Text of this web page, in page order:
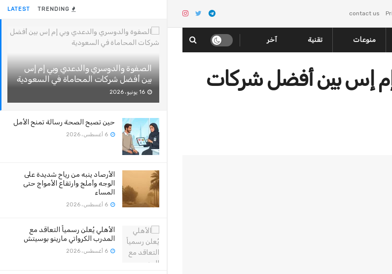
LATEST
الصفوة والدوسري والدعدي وبي إم إس
بين أفضل شركات المحاماة في السعودية
حين تصبح الصحة رسالة تمنح الأمل
الأرصاد ينبه من رياح شديدة على
الوجه وأملج وارتفاع الأمواج حتى
المساء
الأهلي يُعلن رسمياً التعاقد مع
المدرب الكرواتي مارينو بوسيتش
contact us
منوعات تقنية آخر
إس بين أفضل شركات